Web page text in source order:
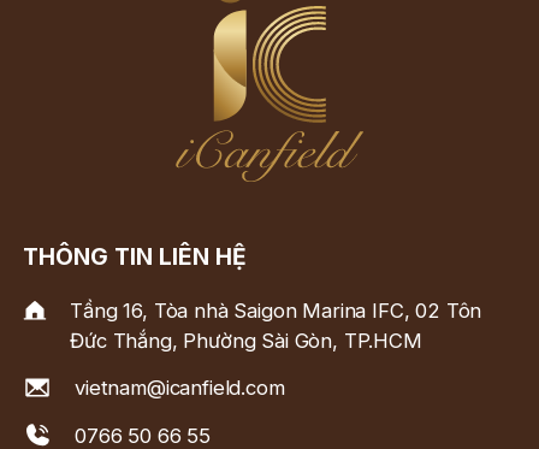
THÔNG TIN LIÊN HỆ
Tầng 16, Tòa nhà Saigon Marina IFC, 02 Tôn
Đức Thắng, Phường Sài Gòn, TP.HCM
vietnam@icanfield.com
0766 50 66 55